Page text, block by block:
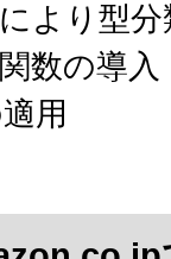
より型
数の導入
用